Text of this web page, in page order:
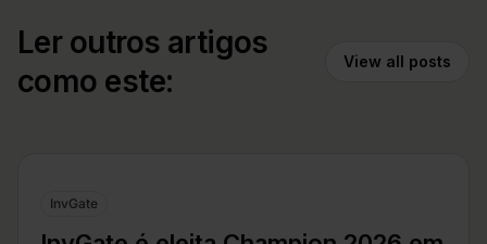
Ler outros artigos
como este:
View all posts
InvGate